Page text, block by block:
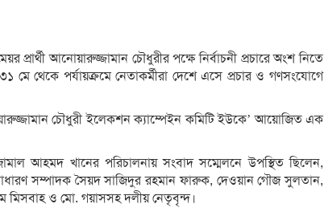
প্রা‌র্থী আনোয়ারুজ্জামান চৌধুরীর পক্ষে নির্বাচনী প্রচারে অংশ নিতে
থে‌কে পর্যায়ক্র‌মে নেতাকর্মীরা দে‌শে এসে প্রচার ও গণসং‌যো‌গে
চৌধুরী ইলেকশন ক্যা‌ম্পেইন ক‌মি‌টি ইউকে’ আ‌য়ো‌জিত এক
আহমদ খা‌নের প‌রিচালনায় সংবাদ স‌ম্মেল‌নে উপ‌স্থিত ছি‌লেন,
সম্পাদক সৈয়দ সা‌জিদুর রহমান ফারুক, দেওয়ান গৌজ সুলতান,
ও মো. গয়াসসহ দলীয় নেতৃবৃন্দ।